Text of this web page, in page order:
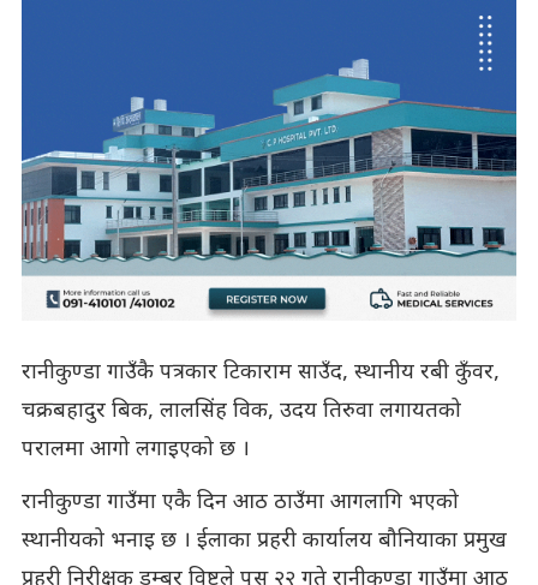
रानीकुण्डा गाउँकै पत्रकार टिकाराम साउँद, स्थानीय रबी कुँवर,
चक्रबहादुर बिक, लालसिंह विक, उदय तिरुवा लगायतको
परालमा आगो लगाइएको छ ।
रानीकुण्डा गाउँमा एकै दिन आठ ठाउँमा आगलागि भएको
स्थानीयको भनाइ छ । ईलाका प्रहरी कार्यालय बौनियाका प्रमुख
प्रहरी निरीक्षक डम्बर विष्टले पुस २२ गते रानीकुण्डा गाउँमा आठ